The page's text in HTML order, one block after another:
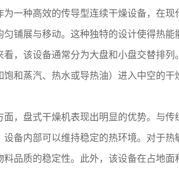
为一种高效的传导型连续干燥设备，在
匀铺展与移动。这种独特的设计使得热
看，该设备通常分为大盘和小盘交替排
饱和蒸汽、热水或导热油）进入中空的
面，盘式干燥机表现出明显的优势。与
设备内部可以维持稳定的热环境。对于
料品质的稳定性。此外，该设备在占地